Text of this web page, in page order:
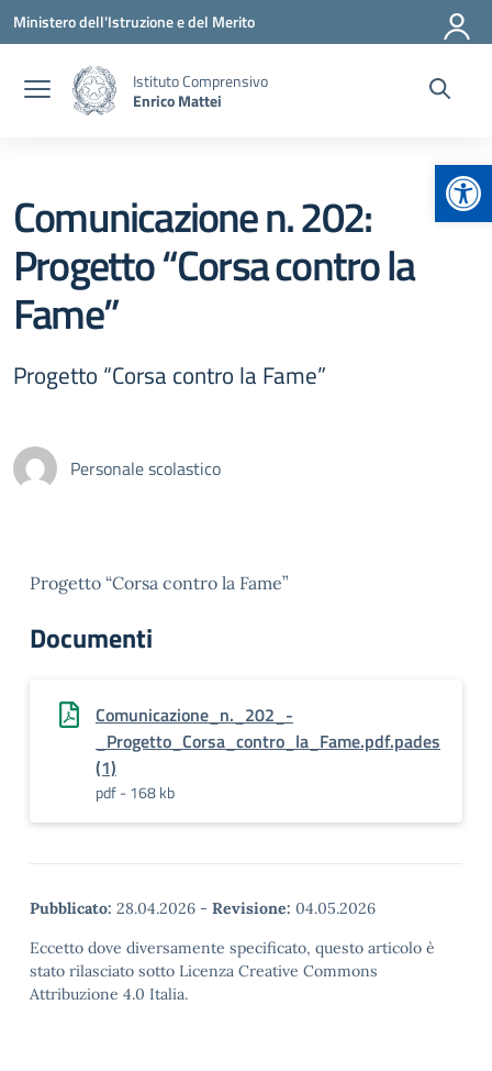
Vai ai contenuti
Vai al menu di navigazione
Vai al footer
Ministero dell'Istruzione e del Merito
Istituto Comprensivo
Enrico Mattei
Comunicazione n. 202:
Progetto “Corsa contro la
Fame”
Progetto “Corsa contro la Fame”
Personale scolastico
Progetto “Corsa contro la Fame”
Documenti
Comunicazione_n._202_-
_Progetto_Corsa_contro_la_Fame.pdf.pades
(1)
pdf - 168 kb
Pubblicato: 28.04.2026 - Revisione: 04.05.2026
Eccetto dove diversamente specificato, questo articolo è
stato rilasciato sotto Licenza Creative Commons
Attribuzione 4.0 Italia.